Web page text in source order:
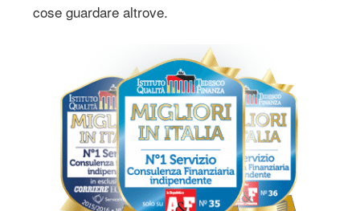
cose guardare altrove.